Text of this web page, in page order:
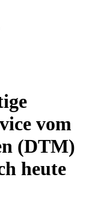
vom
(DTM)
heute